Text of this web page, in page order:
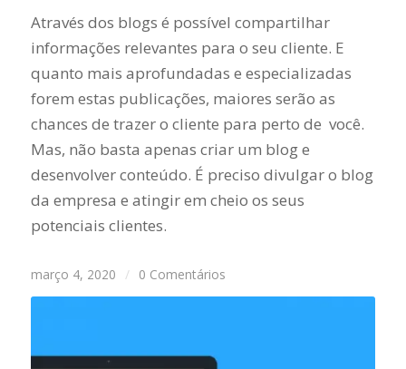
Através dos blogs é possível compartilhar
informações relevantes para o seu cliente. E
quanto mais aprofundadas e especializadas
forem estas publicações, maiores serão as
chances de trazer o cliente para perto de você.
Mas, não basta apenas criar um blog e
desenvolver conteúdo. É preciso divulgar o blog
da empresa e atingir em cheio os seus
potenciais clientes.
março 4, 2020 / 0 Comentários